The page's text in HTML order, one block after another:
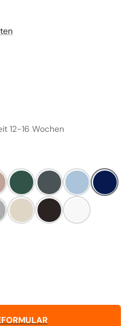
12-16 Wochen
Britisch Racing Green
Slate Duck EggDark
Ashes
Cream Black Weiß
gewünschten